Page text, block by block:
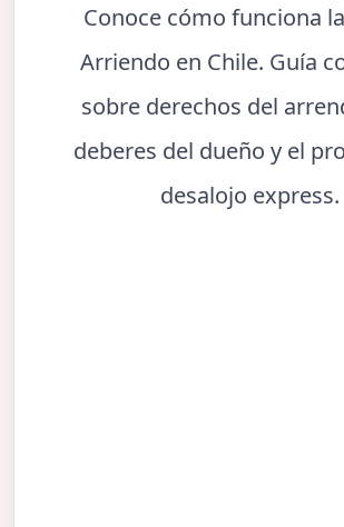
Conoce cómo funciona
Arriendo en Chile. Guía
sobre derechos del
deberes del dueño y el
desalojo express.